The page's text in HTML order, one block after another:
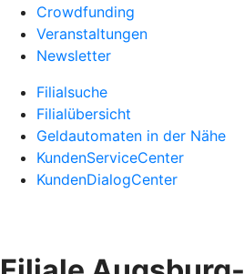
Crowdfunding
Veranstaltungen
Newsletter
Filialsuche
Filialübersicht
Geldautomaten in der Nähe
KundenServiceCenter
KundenDialogCenter